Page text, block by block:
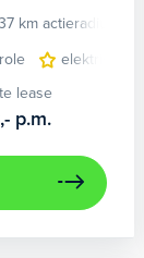
km actieradius
elektrisch
lease
p.m.